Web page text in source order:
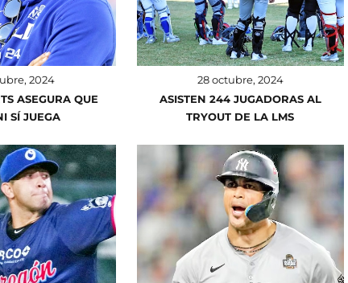
2024
ASEGURA QUE
SÍ JUEGA
28 octubre, 2024
ASISTEN 244 JUGADORAS AL
TRYOUT DE LA LMS